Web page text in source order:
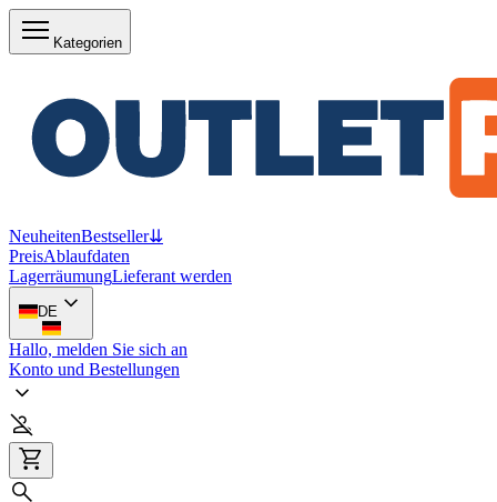
Kategorien
NeuheitenBestseller⇊
PreisAblaufdaten
LagerräumungLieferant werden
DE
Hallo, melden Sie sich an
Konto und Bestellungen